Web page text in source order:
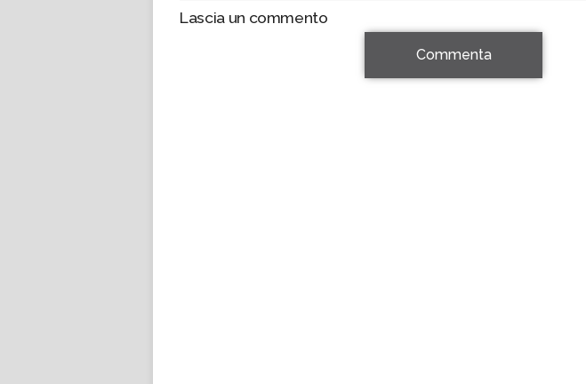
Lascia un commento
Commenta